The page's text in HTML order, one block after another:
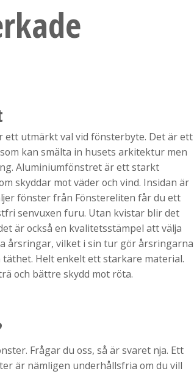
utmärkt val vid fönsterbyte. Det är ett
kan smälta in husets arkitektur men
Aluminiumfönstret är ett starkt
skyddar mot väder och vind. Insidan är
fönster från Fönstereliten får du ett
senvuxen furu. Utan kvistar blir det
är också en kvalitetsstämpel att välja
årsringar, vilket i sin tur gör årsringarna
Helt enkelt ett starkare material.
och bättre skydd mot röta.
Frågar du oss, så är svaret nja. Ett
är nämligen underhållsfria om du vill